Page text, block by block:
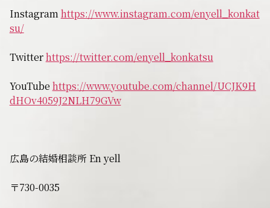
Instagramhttps://www.instagram.com/enyell_konkat
su/
Twitterhttps://twitter.com/enyell_konkatsu
YouTube https://www.youtube.com/channel/UCJK9H
dHOv4059J2NLH79GVw
広島の結婚相談所 En yell
〒730-0035